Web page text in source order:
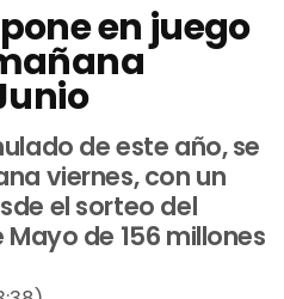
en juego
de este año, se
viernes, con un
el sorteo del
de 156 millones